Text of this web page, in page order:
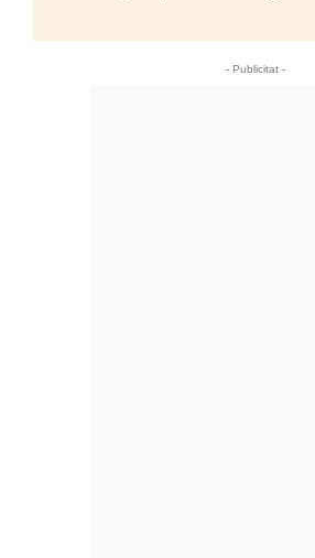
- Publicitat -